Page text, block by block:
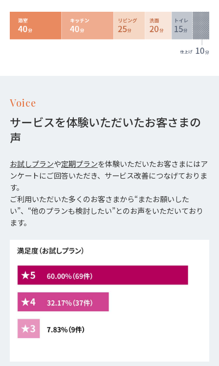
Voice
サービスを体験いただいたお客さまの
声
お試しプランや定期プランを体験いただいたお客さまにはア
ンケートにご回答いただき、サービス改善につなげておりま
す。
ご利用いただいた多くのお客さまから“またお願いした
い”、“他のプランも検討したい”とのお声をいただいており
ます。